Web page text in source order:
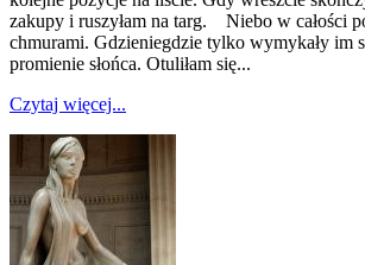
zakupy i ruszyłam na targ. Niebo w całości
chmurami. Gdzieniegdzie tylko wymykały im
promienie słońca. Otuliłam się...
Czytaj więcej...